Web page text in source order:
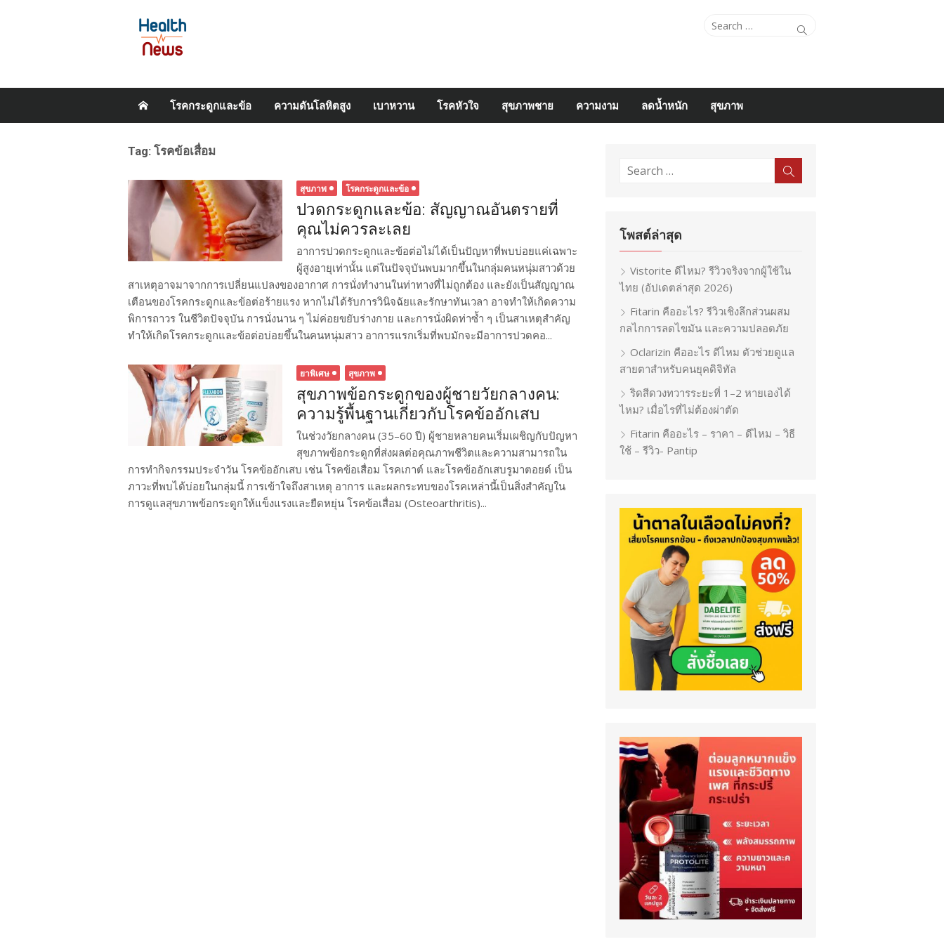
Search
Search
โรคกระดูกและข้อ ความดันโลหิตสูง เบาหวาน โรคหัวใจ สุขภาพชาย ความงาม ลดน้ำหนัก สุขภาพ
Tag: โรคข้อเสื่อม
สุขภาพ โรคกระดูกและข้อ
ปวดกระดูกและข้อ: สัญญาณอันตรายที่
คุณไม่ควรละเลย
อาการปวดกระดูกและข้อต่อไม่ได้เป็นปัญหาที่พบบ่อยแค่เฉพาะ
ผู้สูงอายุเท่านั้น แต่ในปัจจุบันพบมากขึ้นในกลุ่มคนหนุ่มสาวด้วย
สาเหตุอาจมาจากการเปลี่ยนแปลงของอากาศ การนั่งทำงานในท่าทางที่ไม่ถูกต้อง และยังเป็นสัญญาณ
เตือนของโรคกระดูกและข้อต่อร้ายแรง หากไม่ได้รับการวินิจฉัยและรักษาทันเวลา อาจทำให้เกิดความ
พิการถาวร ในชีวิตปัจจุบัน การนั่งนาน ๆ ไม่ค่อยขยับร่างกาย และการนั่งผิดท่าซ้ำ ๆ เป็นสาเหตุสำคัญ
ทำให้เกิดโรคกระดูกและข้อต่อบ่อยขึ้นในคนหนุ่มสาว อาการแรกเริ่มที่พบมักจะมีอาการปวดคอ...
ยาพิเศษ สุขภาพ
สุขภาพข้อกระดูกของผู้ชายวัยกลางคน:
ความรู้พื้นฐานเกี่ยวกับโรคข้ออักเสบ
ในช่วงวัยกลางคน (35–60 ปี) ผู้ชายหลายคนเริ่มเผชิญกับปัญหา
สุขภาพข้อกระดูกที่ส่งผลต่อคุณภาพชีวิตและความสามารถใน
การทำกิจกรรมประจำวัน โรคข้ออักเสบ เช่น โรคข้อเสื่อม โรคเกาต์ และโรคข้ออักเสบรูมาตอยด์ เป็น
ภาวะที่พบได้บ่อยในกลุ่มนี้ การเข้าใจถึงสาเหตุ อาการ และผลกระทบของโรคเหล่านี้เป็นสิ่งสำคัญใน
การดูแลสุขภาพข้อกระดูกให้แข็งแรงและยืดหยุ่น โรคข้อเสื่อม (Osteoarthritis)...
Search
Search
โพสต์ล่าสุด
Vistorite ดีไหม? รีวิวจริงจากผู้ใช้ใน
ไทย (อัปเดตล่าสุด 2026)
Fitarin คืออะไร? รีวิวเชิงลึกส่วนผสม
กลไกการลดไขมัน และความปลอดภัย
Oclarizin คืออะไร ดีไหม ตัวช่วยดูแล
สายตาสำหรับคนยุคดิจิทัล
ริดสีดวงทวารระยะที่ 1–2 หายเองได้
ไหม? เมื่อไรที่ไม่ต้องผ่าตัด
Fitarin คืออะไร – ราคา – ดีไหม – วิธี
ใช้ – รีวิว- Pantip